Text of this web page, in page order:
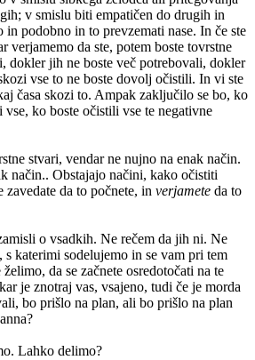
v smislu biti empatičen do drugih in
podobno in to prevzemati nase. In če ste
verjamemo da ste, potem boste tovrstne
dokler jih ne boste več potrebovali, dokler
vse to ne boste dovolj očistili. In vi ste
časa skozi to. Ampak zaključilo se bo, ko
ko boste očistili vse te negativne
stvari, vendar ne nujno na enak način.
način.. Obstajajo načini, kako očistiti
da to počnete, in verjamete da to
o vsadkih. Ne rečem da jih ni. Ne
katerimi sodelujemo in se vam pri tem
da se začnete osredotočati na te
je znotraj vas, vsajeno, tudi če je morda
bo prišlo na plan, ali bo prišlo na plan
Lahko delimo?